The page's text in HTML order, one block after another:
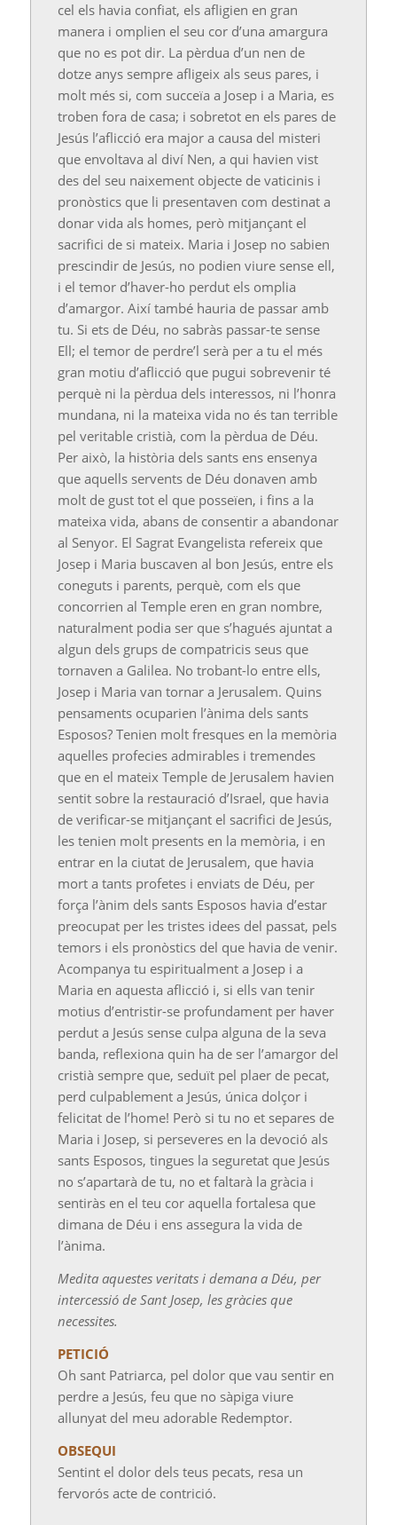
cel els havia confiat, els afligien en gran
manera i omplien el seu cor d’una amargura
que no es pot dir. La pèrdua d’un nen de
dotze anys sempre afligeix ​​als seus pares, i
molt més si, com succeïa a Josep i a Maria, es
troben fora de casa; i sobretot en els pares de
Jesús l’aflicció era major a causa del misteri
que envoltava al diví Nen, a qui havien vist
des del seu naixement objecte de vaticinis i
pronòstics que li presentaven com destinat a
donar vida als homes, però mitjançant el
sacrifici de si mateix. Maria i Josep no sabien
prescindir de Jesús, no podien viure sense ell,
i el temor d’haver-ho perdut els omplia
d’amargor. Així també hauria de passar amb
tu. Si ets de Déu, no sabràs passar-te sense
Ell; el temor de perdre’l serà per a tu el més
gran motiu d’aflicció que pugui sobrevenir té
perquè ni la pèrdua dels interessos, ni l’honra
mundana, ni la mateixa vida no és tan terrible
pel veritable cristià, com la pèrdua de Déu.
Per això, la història dels sants ens ensenya
que aquells servents de Déu donaven amb
molt de gust tot el que posseïen, i fins a la
mateixa vida, abans de consentir a abandonar
al Senyor. El Sagrat Evangelista refereix que
Josep i Maria buscaven al bon Jesús, entre els
coneguts i parents, perquè, com els que
concorrien al Temple eren en gran nombre,
naturalment podia ser que s’hagués ajuntat a
algun dels grups de compatricis seus que
tornaven a Galilea. No trobant-lo entre ells,
Josep i Maria van tornar a Jerusalem. Quins
pensaments ocuparien l’ànima dels sants
Esposos? Tenien molt fresques en la memòria
aquelles profecies admirables i tremendes
que en el mateix Temple de Jerusalem havien
sentit sobre la restauració d’Israel, que havia
de verificar-se mitjançant el sacrifici de Jesús,
les tenien molt presents en la memòria, i en
entrar en la ciutat de Jerusalem, que havia
mort a tants profetes i enviats de Déu, per
força l’ànim dels sants Esposos havia d’estar
preocupat per les tristes idees del passat, pels
temors i els pronòstics del que havia de venir.
Acompanya tu espiritualment a Josep i a
Maria en aquesta aflicció i, si ells van tenir
motius d’entristir-se profundament per haver
perdut a Jesús sense culpa alguna de la seva
banda, reflexiona quin ha de ser l’amargor del
cristià sempre que, seduït pel plaer de pecat,
perd culpablement a Jesús, única dolçor i
felicitat de l’home! Però si tu no et separes de
Maria i Josep, si perseveres en la devoció als
sants Esposos, tingues la seguretat que Jesús
no s’apartarà de tu, no et faltarà la gràcia i
sentiràs en el teu cor aquella fortalesa que
dimana de Déu i ens assegura la vida de
l’ànima.
Medita aquestes veritats i demana a Déu, per
intercessió de Sant Josep, les gràcies que
necessites.
PETICIÓ
Oh sant Patriarca, pel dolor que vau sentir en
perdre a Jesús, feu que no sàpiga viure
allunyat del meu adorable Redemptor.
OBSEQUI
Sentint el dolor dels teus pecats, resa un
fervorós acte de contrició.